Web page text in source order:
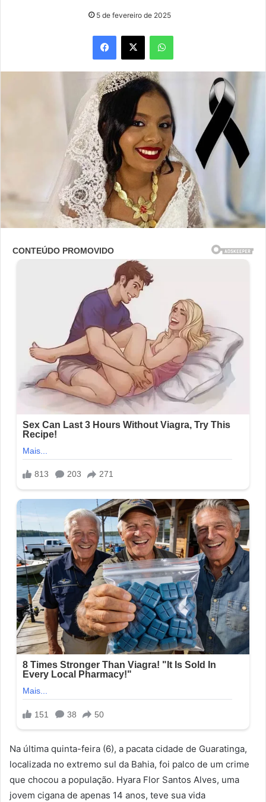
5 de fevereiro de 2025
Facebook
X WhatsApp
Na última quinta-feira (6), a pacata cidade de Guaratinga,
localizada no extremo sul da Bahia, foi palco de um crime
que chocou a população. Hyara Flor Santos Alves, uma
jovem cigana de apenas 14 anos, teve sua vida